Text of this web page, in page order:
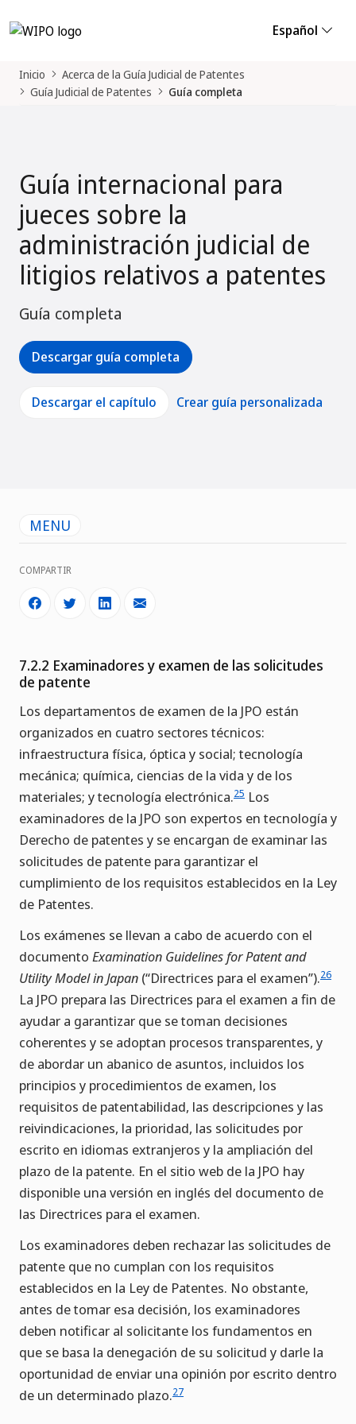
Español
Inicio
Acerca de la Guía Judicial de Patentes
Guía Judicial de Patentes
Guía completa
Guía internacional para
jueces sobre la
administración judicial de
litigios relativos a patentes
Guía completa
Descargar guía completa
Descargar el capítulo Crear guía personalizada
MENU
COMPARTIR
7.2.2 Examinadores y examen de las solicitudes
de patente
Los departamentos de examen de la JPO están
organizados en cuatro sectores técnicos:
infraestructura física, óptica y social; tecnología
mecánica; química, ciencias de la vida y de los
materiales; y tecnología electrónica.25 Los
examinadores de la JPO son expertos en tecnología y
Derecho de patentes y se encargan de examinar las
solicitudes de patente para garantizar el
cumplimiento de los requisitos establecidos en la Ley
de Patentes.
Los exámenes se llevan a cabo de acuerdo con el
documento Examination Guidelines for Patent and
Utility Model in Japan (“Directrices para el examen”).26
La JPO prepara las Directrices para el examen a fin de
ayudar a garantizar que se toman decisiones
coherentes y se adoptan procesos transparentes, y
de abordar un abanico de asuntos, incluidos los
principios y procedimientos de examen, los
requisitos de patentabilidad, las descripciones y las
reivindicaciones, la prioridad, las solicitudes por
escrito en idiomas extranjeros y la ampliación del
plazo de la patente. En el sitio web de la JPO hay
disponible una versión en inglés del documento de
las Directrices para el examen.
Los examinadores deben rechazar las solicitudes de
patente que no cumplan con los requisitos
establecidos en la Ley de Patentes. No obstante,
antes de tomar esa decisión, los examinadores
deben notificar al solicitante los fundamentos en
que se basa la denegación de su solicitud y darle la
oportunidad de enviar una opinión por escrito dentro
de un determinado plazo.27